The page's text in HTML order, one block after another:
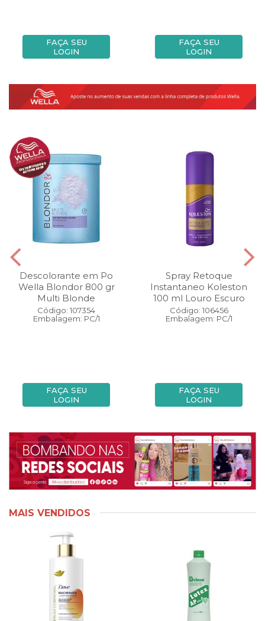
FAÇA SEU
LOGIN
FAÇA SEU
LOGIN
Descolorante em Po
Wella Blondor 800 gr
Multi Blonde
Código: 107354
Embalagem: PC/1
FAÇA SEU
LOGIN
Spray Retoque
Instantaneo Koleston
100 ml Louro Escuro
Código: 106456
Embalagem: PC/1
FAÇA SEU
LOGIN
MAIS VENDIDOS